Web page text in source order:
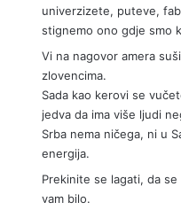
univerzizete, puteve,
stignemo ono gdje smo
Vi na nagovor amera
zlovencima.
Sada kao kerovi se
jedva da ima više ljudi
Srba nema ničega, ni u
energija.
Prekinite se lagati, da
vam bilo.